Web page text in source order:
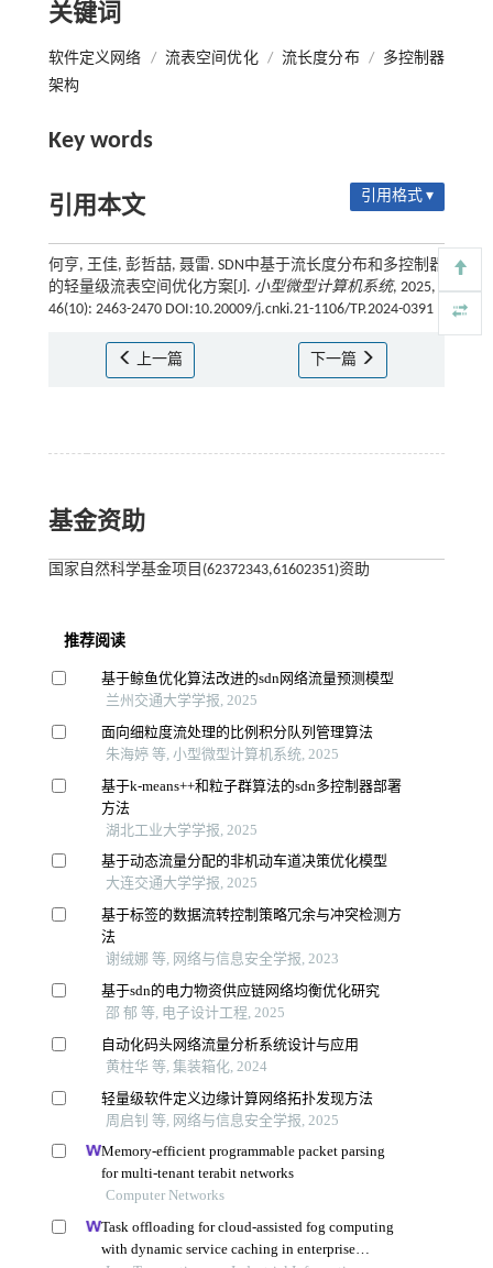
关键词
软件定义网络 / 流表空间优化 / 流长度分布 /
多控制器
架构
Key words
引用本文 引用格式 ▾
何亨, 王佳, 彭哲喆, 聂雷. SDN中基于流长度分布和多控制器
的轻量级流表空间优化方案[J]. 小型微型计算机系统, 2025,
46(10): 2463-2470 DOI:10.20009/j.cnki.21-1106/TP.2024-0391
上一篇 下一篇
基金资助
国家自然科学基金项目(62372343,61602351)资助